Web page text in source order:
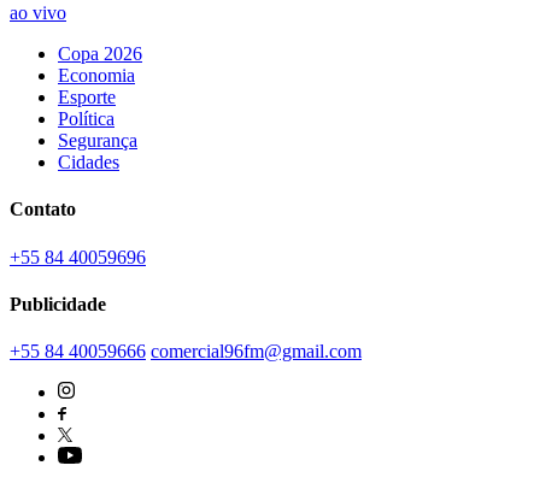
ao vivo
Copa 2026
Economia
Esporte
Política
Segurança
Cidades
Contato
+55 84 40059696
Publicidade
+55 84 40059666 comercial96fm@gmail.com